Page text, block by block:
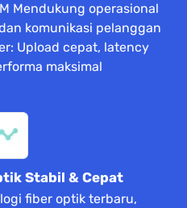
Mendukung operasional
komunikasi pelanggan
Upload cepat, latency
maksimal
Stabil & Cepat
fiber optik terbaru,